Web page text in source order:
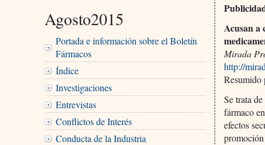
Agosto2015
Portada e información sobre el Boletín
Fármacos
Índice
Investigaciones
Entrevistas
Conflictos de Interés
Conducta de la Industria
Acusan a
Mirada
http://
Resumido
Se trata
fármaco
efectos